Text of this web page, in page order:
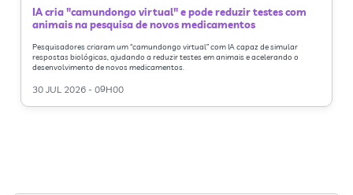
IA cria "camundongo virtual" e pode reduzir testes com
animais na pesquisa de novos medicamentos
Pesquisadores criaram um “camundongo virtual” com IA capaz de simular
respostas biológicas, ajudando a reduzir testes em animais e acelerando o
desenvolvimento de novos medicamentos.
30 JUL 2026 - 09H00